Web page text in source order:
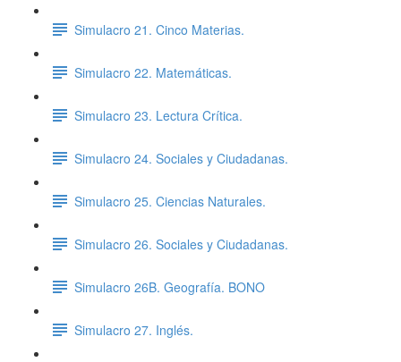
Simulacro 21. Cinco Materias.
Simulacro 22. Matemáticas.
Simulacro 23. Lectura Crítica.
Simulacro 24. Sociales y Ciudadanas.
Simulacro 25. Ciencias Naturales.
Simulacro 26. Sociales y Ciudadanas.
Simulacro 26B. Geografía. BONO
Simulacro 27. Inglés.